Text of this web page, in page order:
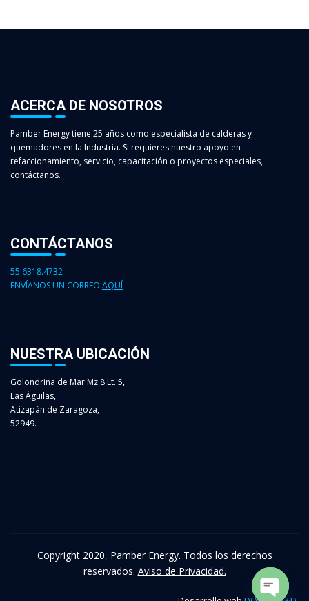
ACERCA DE NOSOTROS
Pamber Energy tiene 25 años como especialista de calderas y
quemadores en la Industria. Si requieres nuestro apoyo en
refaccionamiento, servicio, capacitación o proyectos especiales,
contáctanos.
CONTÁCTANOS
55.6318.4732
ENVÍANOS UN CORREO AQUÍ
NUESTRA UBICACIÓN
Golondrina de Mar Mz.8 Lt. 5,
Las Águilas,
Atizapán de Zaragoza,
52949.
Copyright 2020, Pamber Energy. Todos los derechos
reservados. Aviso de Privacidad.